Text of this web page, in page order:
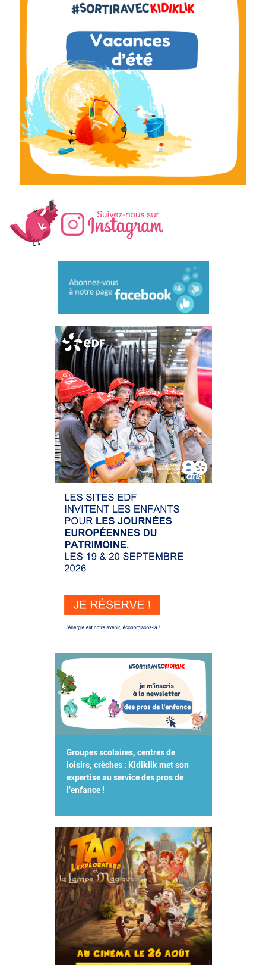
Groupes scolaires, centres de
loisirs, crèches : Kidiklik met son
expertise au service des pros de
l'enfance !